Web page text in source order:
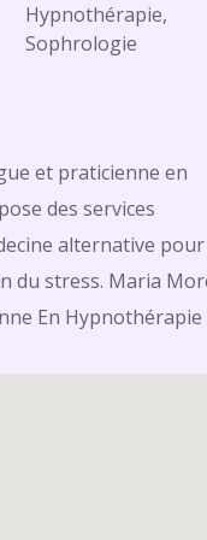
Hypnothérapie,
Sophrologie
et praticienne en
des services
alternative pour
du stress. Maria
En Hypnothérapie